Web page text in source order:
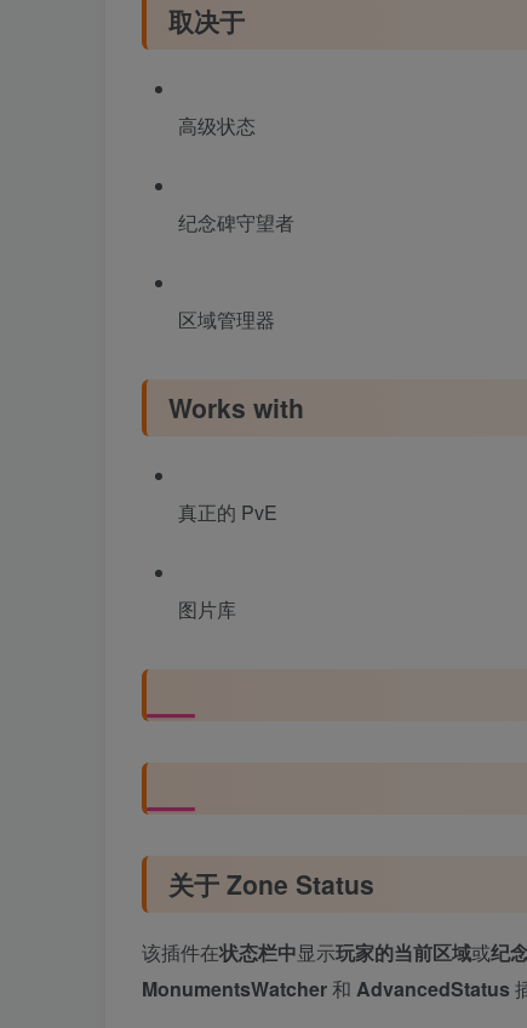
取决于
高级状态
纪念碑守望者
区域管理器
Works with
真正的 PvE
图片库
关于 Zone Status
该插件在状态栏中显示玩家的当前区域或纪
MonumentsWatcher和 AdvancedStatus